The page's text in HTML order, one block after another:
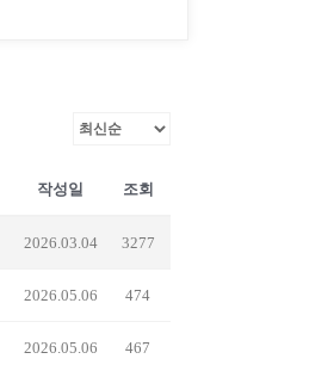
작성일 조회
2026.03.04 3277
2026.05.06 474
2026.05.06 467